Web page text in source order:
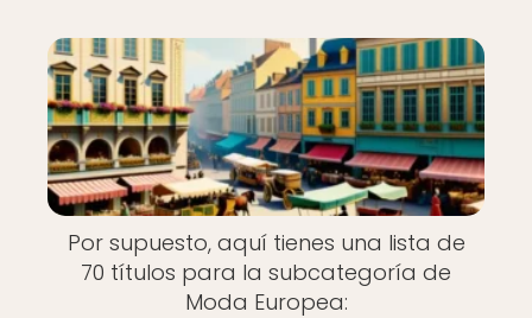
Por supuesto, aquí tienes una lista de
70 títulos para la subcategoría de
Moda Europea: